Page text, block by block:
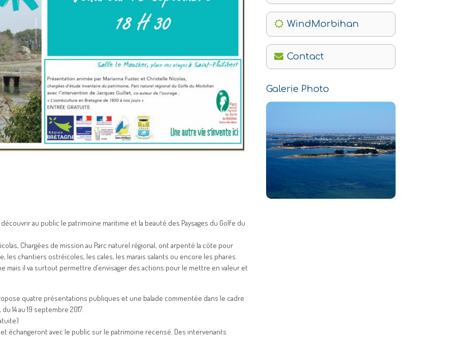
au public le patrimoine maritime et la beauté des Paysages du Golfe du
Chargées de mission au Parc naturel régional, ont arpenté la côte pour
les chantiers ostréicoles, les cales, les marais salants ou encore les phares.
mais il va surtout permettre d’envisager des actions pour le mettre en valeur et
quatre présentations publiques et une balade commentée dans le cadre
14 au 19 septembre 2017.
échangeront avec le public sur le patrimoine recensé. Des intervenants
WindMorbihan
Contact
Galerie Photo